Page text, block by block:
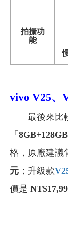
拍攝功
能
vivo V25、
最後來比較
「 8GB+128GB
格，原廠建議
元 ；升級款
價是